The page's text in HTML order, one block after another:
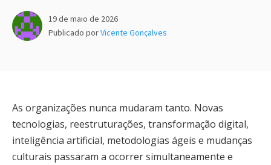
19 de maio de 2026
Publicado porVicente Gonçalves
As organizações nunca mudaram tanto. Novas
tecnologias, reestruturações, transformação digital,
inteligência artificial, metodologias ágeis e mudanças
culturais passaram a ocorrer simultaneamente e